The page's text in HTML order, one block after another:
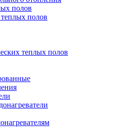
полов
полов
теплых полов